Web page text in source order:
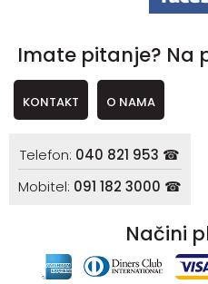
Imate pitanje? Na
KONTAKT O NAMA
Telefon: 040 821 953 ☎
Mobitel: 091 182 3000 ☎
Načini